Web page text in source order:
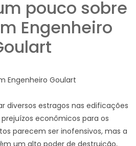
pouco sobre
Engenheiro
Engenheiro Goulart
diversos estragos nas edificações
econômicos para os
parecem ser inofensivos, mas a
um alto poder de destruição,